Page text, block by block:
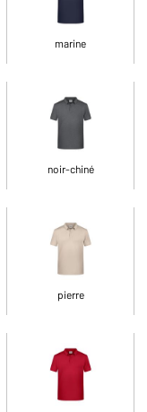
marine
noir-chiné
pierre